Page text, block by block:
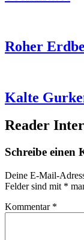
Roher
Kalte
Reader
Schreibe einen
Deine E-Mail-
Felder sind mit *
Kommentar *